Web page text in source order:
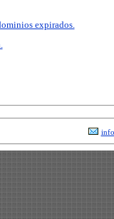
expirados.